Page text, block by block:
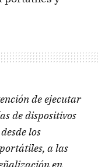
de ejecutar
de dispositivos
los
a las
en